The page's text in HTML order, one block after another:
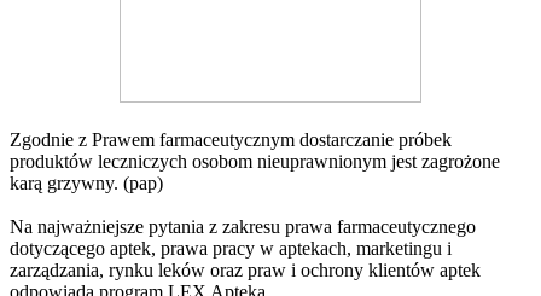
Zgodnie z Prawem farmaceutycznym dostarczanie próbek
produktów leczniczych osobom nieuprawnionym jest zagrożone
karą grzywny. (pap)
Na najważniejsze pytania z zakresu prawa farmaceutycznego
dotyczącego aptek, prawa pracy w aptekach, marketingu i
zarządzania, rynku leków oraz praw i ochrony klientów aptek